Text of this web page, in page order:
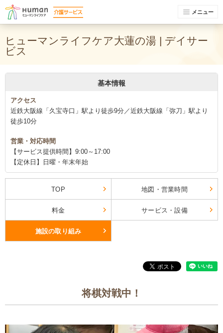
メニュー
ヒューマンライフケア大蓮の湯 | デイサー
ビス
基本情報
アクセス
近鉄大阪線「久宝寺口」駅より徒歩9分／近鉄大阪線「弥刀」駅より
徒歩10分
営業・対応時間
【サービス提供時間】9:00～17:00
【定休日】日曜・年末年始
TOP 地図・営業時間
料金 サービス・設備
施設の取り組み
将棋対戦中！